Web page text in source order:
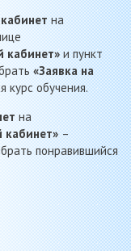
на
кабинет» и пункт
«Заявка на
курс обучения.
на
кабинет» –
понравившийся